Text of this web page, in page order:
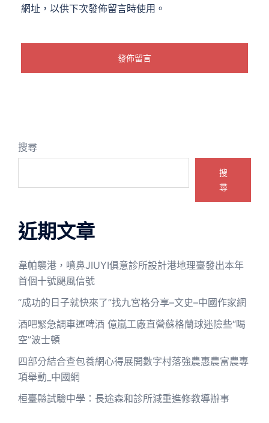
網址，以供下次發佈留言時使用。
搜尋
搜
尋
近期文章
韋帕襲港，噴鼻JIUYI俱意診所設計港地理臺發出本年
首個十號颶風信號
“成功的日子就快來了”找九宮格分享–文史–中國作家網
酒吧緊急調車運啤酒 億嵐工廠直營蘇格蘭球迷險些“喝
空”波士頓
四部分結合查包養網心得展開數字村落強農惠農富農專
項舉動_中國網
桓臺縣試驗中學：長途森和診所減重進修教導辦事